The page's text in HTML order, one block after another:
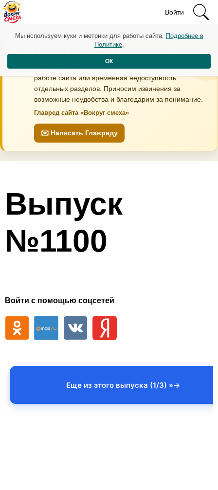
Войти
Сегодня проводятся технические работы
В течение дня возможны кратковременные перебои в
работе сайта или временная недоступность
отдельных разделов. Приносим извинения за
возможные неудобства и благодарим за понимание.
Главред сайта «Вокруг смеха»
✉️ Написать Главреду
Выпуск
№1100
Войти с помощью соцсетей
Еще из этого выпуска (1/3) »
Мы используем куки и метрики для работы сайта. Подробнее в
Политике.
ОК